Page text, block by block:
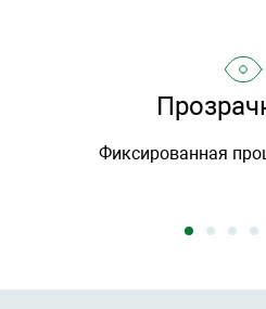
Фиксированная